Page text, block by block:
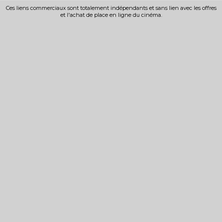
Ces liens commerciaux sont totalement indépendants et sans lien avec les offres
et l'achat de place en ligne du cinéma.